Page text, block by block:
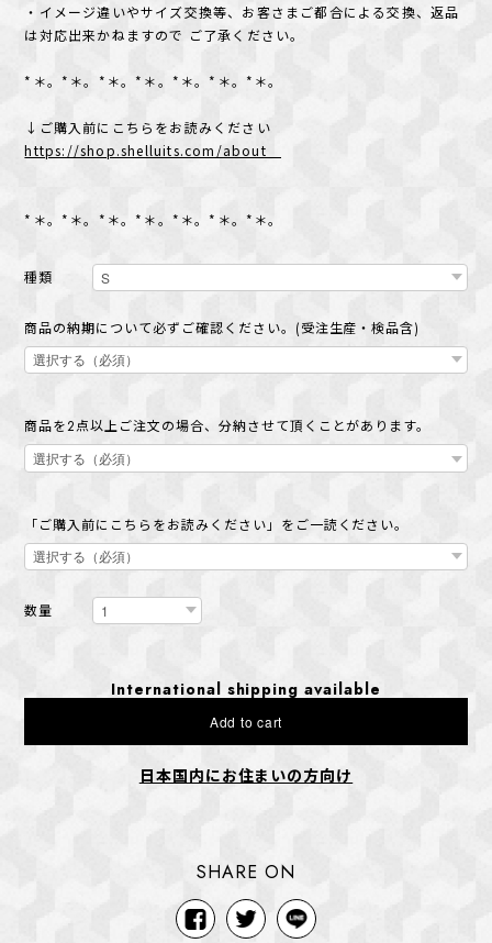
・イメージ違いやサイズ交換等、お客さまご都合による交換、返品
は対応出来かねますので ご了承ください。
*＊。*＊。*＊。*＊。*＊。*＊。*＊。
↓ご購入前にこちらをお読みください
https://shop.shelluits.com/about
*＊。*＊。*＊。*＊。*＊。*＊。*＊。
種類
商品の納期について必ずご確認ください。(受注生産・検品含)
商品を2点以上ご注文の場合、分納させて頂くことがあります。
「ご購入前にこちらをお読みください」をご一読ください。
数量
International shipping available
Add to cart
日本国内にお住まいの方向け
SHARE ON